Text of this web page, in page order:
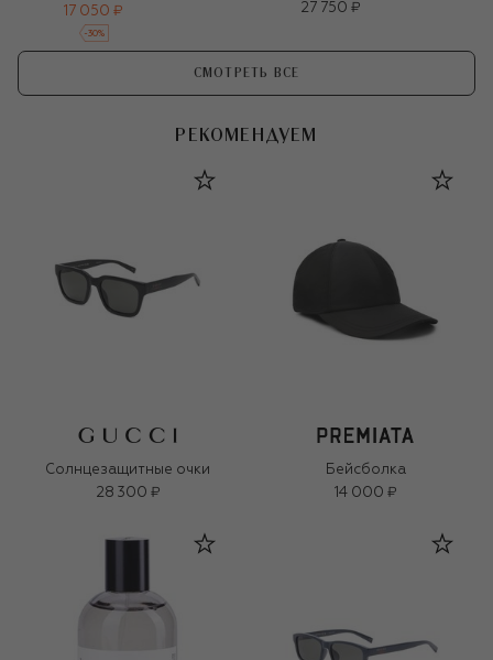
17 050 ₽
-30%
27 750 ₽
СМОТРЕТЬ ВСЕ
РЕКОМЕНДУЕМ
Солнцезащитные очки
28 300 ₽
Бейсболка
14 000 ₽